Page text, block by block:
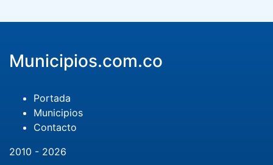
Municipios.com.co
Portada
Municipios
Contacto
2010 - 2026